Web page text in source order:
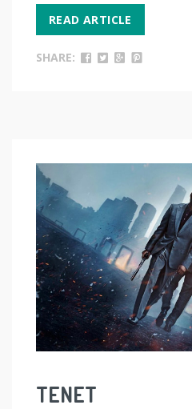
READ ARTICLE
SHARE:
TENET